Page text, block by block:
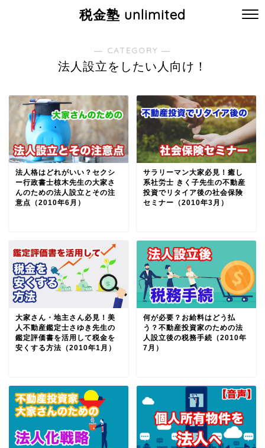
税金塾 unlimited
― CATEGORY ―
法人設立をしたい人向け！
法人格はどれがいい？セクシ
ー行政書士椋木先生の大家さ
んのための法人設立とその注
意点（2010年6月）
サラリーマン大家必見！癒し
系社労士 きく子先生の不動産
投資でリタイア後の社会保険
セミナー（2010年3月）
大家さん・地主さん必見！美
人不動産鑑定士さゆき先生の
鑑定評価書を活用して税金を
安くする方法（2010年1月）
何が必要？お給料はどう払
う？不動産投資家のための法
人設立後の税務手続（2010年
7月）